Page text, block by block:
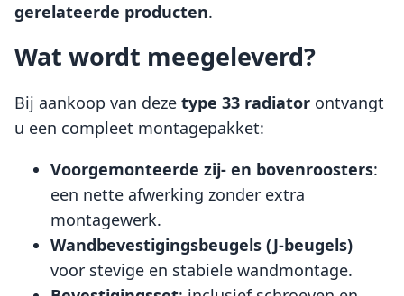
gerelateerde producten.
Wat wordt meegeleverd?
Bij aankoop van deze type 33 radiator ontvangt
u een compleet montagepakket:
Voorgemonteerde zij- en bovenroosters:
een nette afwerking zonder extra
montagewerk.
Wandbevestigingsbeugels (J-beugels)
voor stevige en stabiele wandmontage.